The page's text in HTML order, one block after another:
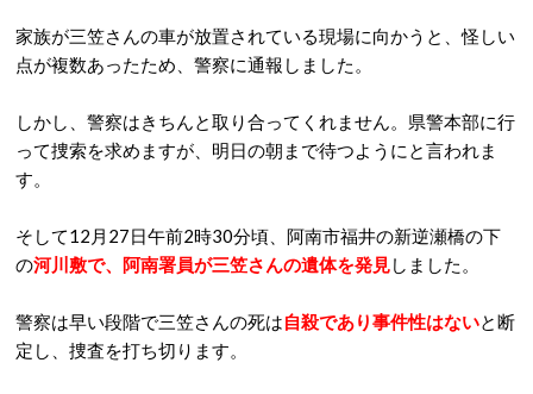
家族が三笠さんの車が放置されている現場に向かうと、怪しい
点が複数あったため、警察に通報しました。
しかし、警察はきちんと取り合ってくれません。県警本部に行
って捜索を求めますが、明日の朝まで待つようにと言われま
す。
そして12月27日午前2時30分頃、阿南市福井の新逆瀬橋の下
の河川敷で、阿南署員が三笠さんの遺体を発見しました。
警察は早い段階で三笠さんの死は自殺であり事件性はないと断
定し、捜査を打ち切ります。